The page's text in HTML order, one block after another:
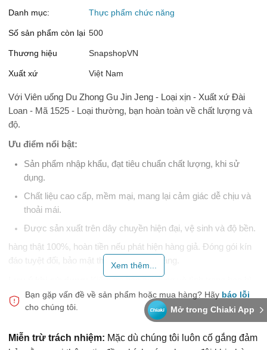
Mở trong Chiaki App
Danh mục: Thực phẩm chức năng
Số sản phẩm còn lại 500
Thương hiệu SnapshopVN
Xuất xứ Việt Nam
Với Viên uống Du Zhong Gu Jin Jeng - Loại xịn - Xuất xứ Đài
Loan - Mã 1525 - Loại thường, bạn hoàn toàn về chất lượng và
độ.
Ưu điểm nổi bật:
Sản phẩm nhập khẩu, đạt tiêu chuẩn chất lượng, khi sử
dụng.
Chất liệu cao cấp, mềm mại, mang lại cảm giác dễ chịu và
thoải mái.
Được sản xuất trên dây chuyền hiện đại, vệ sinh và độ bền.
hàng thật 100%, hoàn tiền nếu phát hiện hàng giả. Đóng gói kín
đáo tuyệt đối, bảo mật thông tin khách hàng.
trước khi dùng. Đọc kỹ hướng dẫn sử dụng in trên bao bì trước
khi dùng.
Xem thêm...
Bạn gặp vấn đề về sản phẩm hoặc mua hàng? Hãy báo lỗi
cho chúng tôi.
Miễn trừ trách nhiệm: Mặc dù chúng tôi luôn cố gắng đảm